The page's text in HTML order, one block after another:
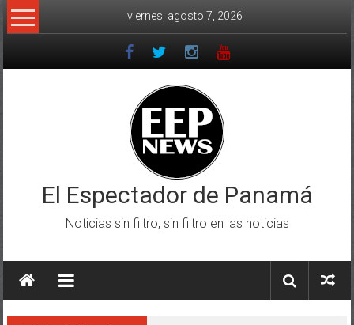
Saltar
al
viernes, agosto 7, 2026
El Espectador de Panamá
Noticias sin filtro, sin filtro en las noticias